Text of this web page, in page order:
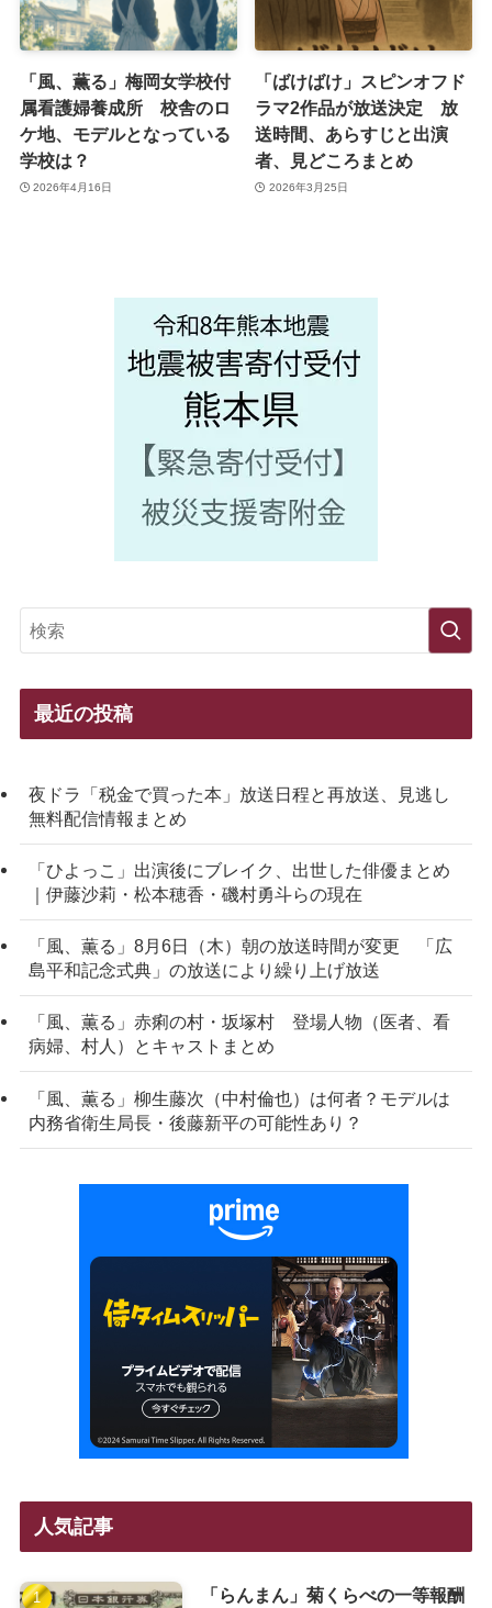
「風、薫る」梅岡女学校付
属看護婦養成所 校舎のロ
ケ地、モデルとなっている
学校は？
2026年4月16日
「ばけばけ」スピンオフド
ラマ2作品が放送決定 放
送時間、あらすじと出演
者、見どころまとめ
2026年3月25日
最近の投稿
夜ドラ「税金で買った本」放送日程と再放送、見逃し
無料配信情報まとめ
「ひよっこ」出演後にブレイク、出世した俳優まとめ
｜伊藤沙莉・松本穂香・磯村勇斗らの現在
「風、薫る」8月6日（木）朝の放送時間が変更 「広
島平和記念式典」の放送により繰り上げ放送
「風、薫る」赤痢の村・坂塚村 登場人物（医者、看
病婦、村人）とキャストまとめ
「風、薫る」柳生藤次（中村倫也）は何者？モデルは
内務省衛生局長・後藤新平の可能性あり？
人気記事
「らんまん」菊くらべの一等報酬